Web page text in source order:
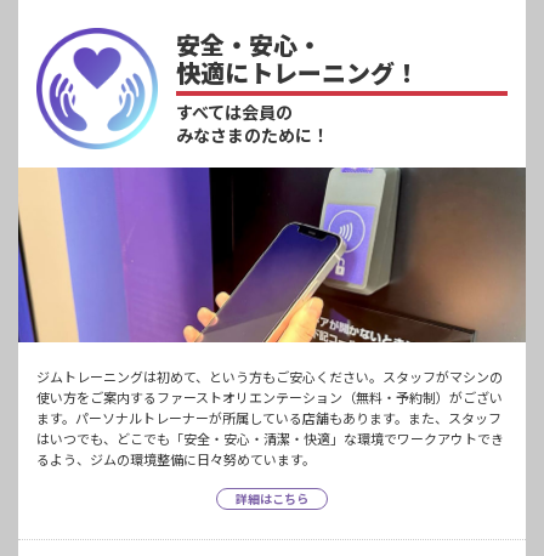
安全・安心・
快適にトレーニング！
すべては会員の
みなさまのために！
ジムトレーニングは初めて、という方もご安心ください。スタッフがマシンの
使い方をご案内するファーストオリエンテーション（無料・予約制）がござい
ます。パーソナルトレーナーが所属している店舗もあります。また、スタッフ
はいつでも、どこでも「安全・安心・清潔・快適」な環境でワークアウトでき
るよう、ジムの環境整備に日々努めています。
詳細はこちら